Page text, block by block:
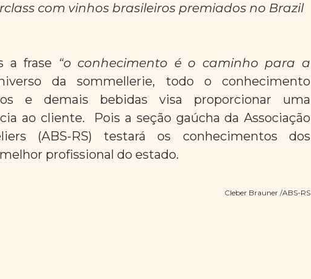
com vinhos brasileiros premiados no Brazil
a frase “o conhecimento é o caminho para a
da sommellerie, todo o conhecimento
e demais bebidas visa proporcionar uma
ao cliente.  Pois a seção gaúcha da Associação
(ABS-RS) testará os conhecimentos dos
profissional do estado.
Cleber Brauner /ABS-RS